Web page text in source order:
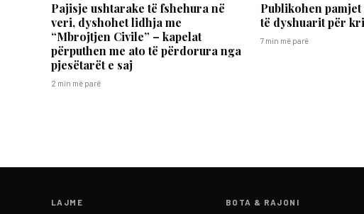
Pajisje ushtarake të fshehura në
veri, dyshohet lidhja me
“Mbrojtjen Civile” – kapelat
përputhen me ato të përdorura nga
pjesëtarët e saj
2 min më parë
Publikohen
të dyshuarit për
7 min më parë
LAJME BOTA & RAJONI